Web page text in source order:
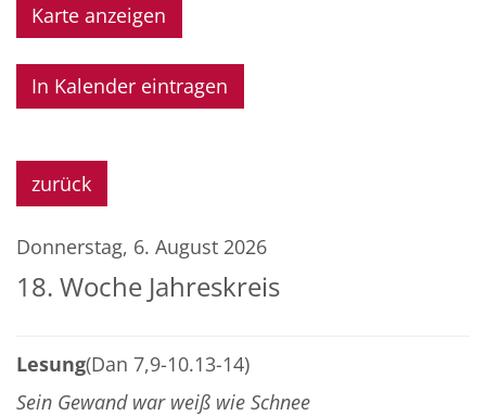
Karte anzeigen
In Kalender eintragen
zurück
Donnerstag, 6. August 2026
18. Woche Jahreskreis
Lesung(Dan 7,9-10.13-14)
Sein Gewand war weiß wie Schnee